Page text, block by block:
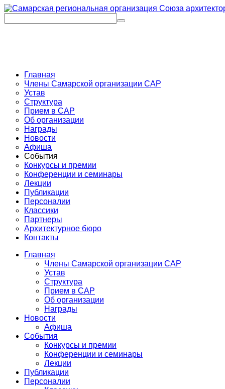
Главная
Члены Самарской организации САР
Устав
Структура
Прием в САР
Об организации
Награды
Новости
Афиша
События
Конкурсы и премии
Конференции и семинары
Лекции
Публикации
Персоналии
Классики
Партнеры
Архитектурное бюро
Контакты
Главная
Члены Самарской организации САР
Устав
Структура
Прием в САР
Об организации
Награды
Новости
Афиша
События
Конкурсы и премии
Конференции и семинары
Лекции
Публикации
Персоналии